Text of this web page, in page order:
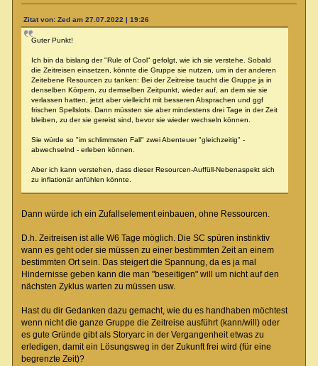
Zitat von: Zed am 27.07.2022 | 19:26
Guter Punkt!
Ich bin da bislang der "Rule of Cool" gefolgt, wie ich sie verstehe. Sobald
die Zeitreisen einsetzen, könnte die Gruppe sie nutzen, um in der anderen
Zeitebene Resourcen zu tanken: Bei der Zeitreise taucht die Gruppe ja in
denselben Körpern, zu demselben Zeitpunkt, wieder auf, an dem sie sie
verlassen hatten, jetzt aber vielleicht mit besseren Absprachen und ggf
frischen Spellslots. Dann müssten sie aber mindestens drei Tage in der Zeit
bleiben, zu der sie gereist sind, bevor sie wieder wechseln können.
Sie würde so "im schlimmsten Fall" zwei Abenteuer "gleichzeitig" -
abwechselnd - erleben können.
Aber ich kann verstehen, dass dieser Resourcen-Auffüll-Nebenaspekt sich
zu inflationär anfühlen könnte.
Dann würde ich ein Zufallselement einbauen, ohne Ressourcen.
D.h. Zeitreisen ist alle W6 Tage möglich. Die SC spüren instinktiv
wann es geht oder sie müssen zu einer bestimmten Zeit an einem
bestimmten Ort sein. Das steigert die Spannung, da es ja mal
Hindernisse geben kann die man "beseitigen" will um nicht auf den
nächsten Zyklus warten zu müssen usw.
Hast du dir Gedanken dazu gemacht, wie du es handhaben möchtest
wenn nicht die ganze Gruppe die Zeitreise ausführt (kann/will) oder
es gute Gründe gibt als Storyarc in der Vergangenheit etwas zu
erledigen, damit ein Lösungsweg in der Zukunft frei wird (für eine
begrenzte Zeit)?